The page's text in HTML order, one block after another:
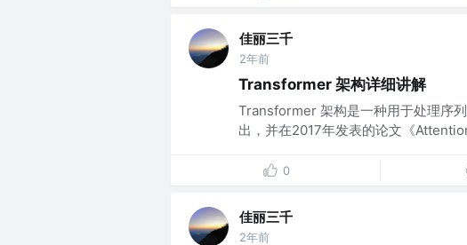
佳丽三千
2年前
Transformer 架构详细讲解
Transformer 架构是一种用于处理序
出，并在2017年发表的论文《
0
佳丽三千
2年前